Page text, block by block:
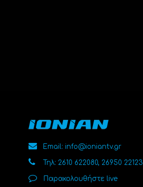
Email: info@ioniantv.gr
Τηλ: 2610 622080, 26950 22123
Παρακολουθήστε live